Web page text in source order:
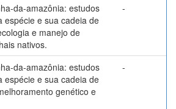
da-amazônia: estudos
espécie e sua cadeia de
e manejo de
nativos.
-
da-amazônia: estudos
espécie e sua cadeia de
genético e
-